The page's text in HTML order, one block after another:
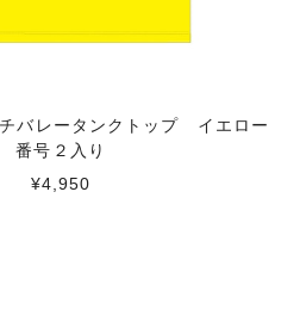
チバレータンクトップ イエロー
番号２入り
¥4,950